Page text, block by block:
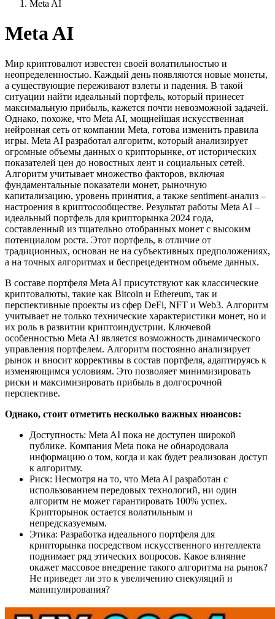
Meta AI
Meta AI
Мир криптовалют известен своей волатильностью и
неопределенностью. Каждый день появляются новые монеты,
а существующие переживают взлеты и падения. В такой
ситуации найти идеальный портфель, который принесет
максимальную прибыль, кажется почти невозможной задачей.
Однако, похоже, что Meta AI, мощнейшая искусственная
нейронная сеть от компании Meta, готова изменить правила
игры. Meta AI разработал алгоритм, который анализирует
огромные объемы данных о крипторынке, от исторических
показателей цен до новостных лент и социальных сетей.
Алгоритм учитывает множество факторов, включая
фундаментальные показатели монет, рыночную
капитализацию, уровень принятия, а также sentiment-анализ –
настроения в криптосообществе. Результат работы Meta AI –
идеальный портфель для крипторынка 2024 года,
составленный из тщательно отобранных монет с высоким
потенциалом роста. Этот портфель, в отличие от
традиционных, основан не на субъективных предположениях,
а на точных алгоритмах и беспрецедентном объеме данных.
В составе портфеля Meta AI присутствуют как классические
криптовалюты, такие как Bitcoin и Ethereum, так и
перспективные проекты из сфер DeFi, NFT и Web3. Алгоритм
учитывает не только технические характеристики монет, но и
их роль в развитии криптоиндустрии. Ключевой
особенностью Meta AI является возможность динамического
управления портфелем. Алгоритм постоянно анализирует
рынок и вносит коррективы в состав портфеля, адаптируясь к
изменяющимся условиям. Это позволяет минимизировать
риски и максимизировать прибыль в долгосрочной
перспективе.
Однако, стоит отметить несколько важных нюансов:
Доступность: Meta AI пока не доступен широкой
публике. Компания Meta пока не обнародовала
информацию о том, когда и как будет реализован доступ
к алгоритму.
Риск: Несмотря на то, что Meta AI разработан с
использованием передовых технологий, ни один
алгоритм не может гарантировать 100% успех.
Крипторынок остается волатильным и
непредсказуемым.
Этика: Разработка идеального портфеля для
крипторынка посредством искусственного интеллекта
поднимает ряд этических вопросов. Какое влияние
окажет массовое внедрение такого алгоритма на рынок?
Не приведет ли это к увеличению спекуляций и
манипулирования?